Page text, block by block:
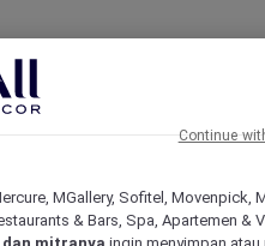
MGallery, Sofitel, Movenpick,
& Bars, Spa, Apartemen &
Continue